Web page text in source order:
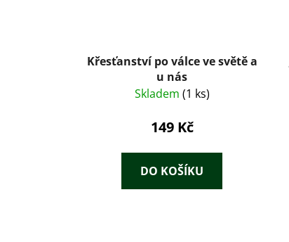
Křesťanství po válce ve světě a
u nás
Skladem (1 ks)
149 Kč
DO KOŠÍKU